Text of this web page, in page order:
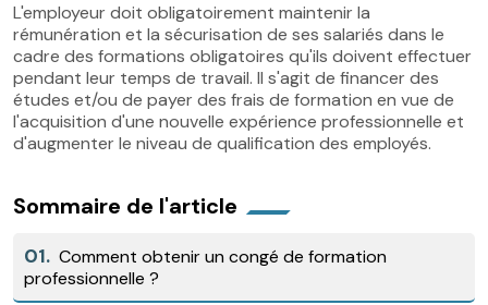
L'employeur doit obligatoirement maintenir la
rémunération et la sécurisation de ses salariés dans le
cadre des formations obligatoires qu'ils doivent effectuer
pendant leur temps de travail. Il s'agit de financer des
études et/ou de payer des frais de formation en vue de
l'acquisition d'une nouvelle expérience professionnelle et
d'augmenter le niveau de qualification des employés.
Sommaire de l'article
01. Comment obtenir un congé de formation
professionnelle ?